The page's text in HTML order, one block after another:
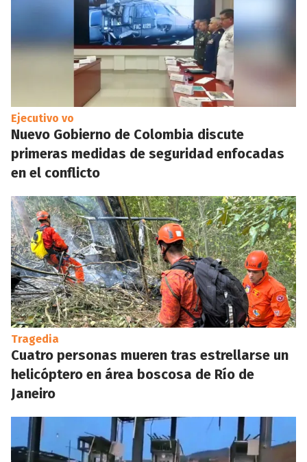
Ejecutivo vo
Nuevo Gobierno de Colombia discute
primeras medidas de seguridad enfocadas
en el conflicto
Tragedia
Cuatro personas mueren tras estrellarse un
helicóptero en área boscosa de Río de
Janeiro